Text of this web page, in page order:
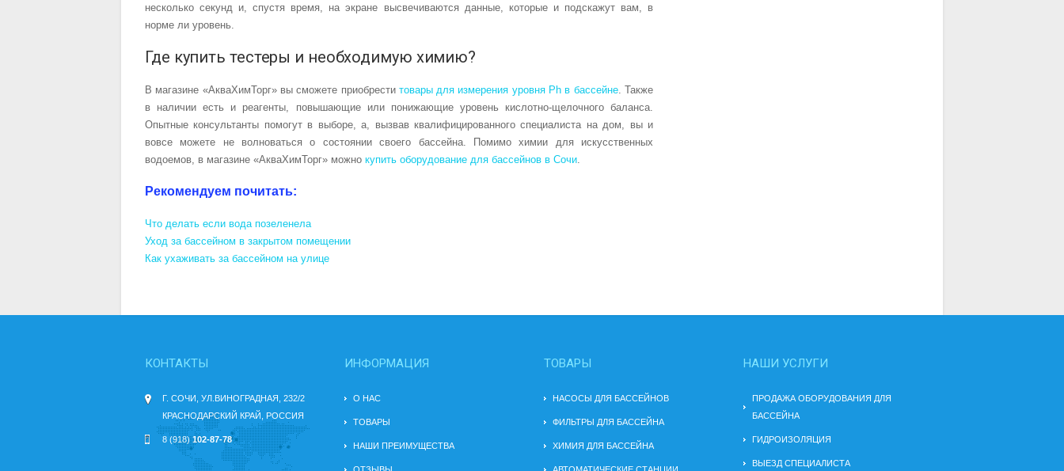
несколько секунд и, спустя время, на экране высвечиваются данные, которые и подскажут вам, в
норме ли уровень.
Где купить тестеры и необходимую химию?
В магазине «АкваХимТорг» вы сможете приобрести товары для измерения уровня Ph в бассейне. Также
в наличии есть и реагенты, повышающие или понижающие уровень кислотно-щелочного баланса.
Опытные консультанты помогут в выборе, а, вызвав квалифицированного специалиста на дом, вы и
вовсе можете не волноваться о состоянии своего бассейна. Помимо химии для искусственных
водоемов, в магазине «АкваХимТорг» можно купить оборудование для бассейнов в Сочи
Рекомендуем почитать:
Что делать если вода позеленела
Уход за бассейном в закрытом помещении
Как ухаживать за бассейном на улице
КОНТАКТЫ
Г. СОЧИ, УЛ.ВИНОГРАДНАЯ, 232/2
КРАСНОДАРСКИЙ КРАЙ, РОССИЯ
8 (918)102-87-78
ИНФОРМАЦИЯ
О НАС
ТОВАРЫ
НАШИ ПРЕИМУЩЕСТВА
ТОВАРЫ
НАСОСЫ ДЛЯ БАССЕЙНОВ
ФИЛЬТРЫ ДЛЯ БАССЕЙНА
ХИМИЯ ДЛЯ БАССЕЙНА
НАШИ УСЛУГИ
ПРОДАЖА ОБОРУДОВАНИЯ ДЛЯ
БАССЕЙНА
ГИДРОИЗОЛЯЦИЯ
ВЫЕЗД СПЕЦИАЛИСТА